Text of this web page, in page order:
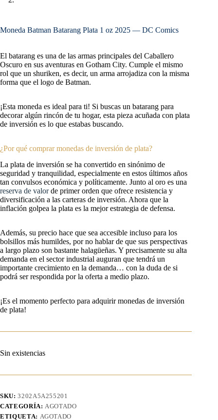
Moneda Batman Batarang Plata 1 oz 2025 — DC Comics
El batarang es una de las armas principales del Caballero
Oscuro en sus aventuras en Gotham City. Cumple el mismo
rol que un shuriken, es decir, un arma arrojadiza con la misma
forma que el logo de Batman.
¡Esta moneda es ideal para ti! Si buscas un batarang para
decorar algún rincón de tu hogar, esta pieza acuñada con plata
de inversión es lo que estabas buscando.
¿Por qué comprar monedas de inversión de plata?
La plata de inversión se ha convertido en sinónimo de
seguridad y tranquilidad, especialmente en estos últimos años
tan convulsos económica y políticamente. Junto al oro es una
reserva de valorde primer orden que ofrece resistencia y
diversificación a las carteras de inversión. Ahora que la
inflación golpea la plata es la mejor estrategia de defensa.
Además, su precio hace que sea accesible incluso para los
bolsillos más humildes, por no hablar de que sus perspectivas
a largo plazo son bastante halagüeñas. Y precisamente su alta
demanda en el sector industrial auguran que tendrá un
importante crecimiento en la demanda… con la duda de si
podrá ser respondida por la oferta a medio plazo.
¡Es el momento perfecto para adquirir monedas de inversión
de plata!
Sin existencias
SKU:3202A5A255201
CATEGORÍA: AGOTADO
ETIQUETA: AGOTADO